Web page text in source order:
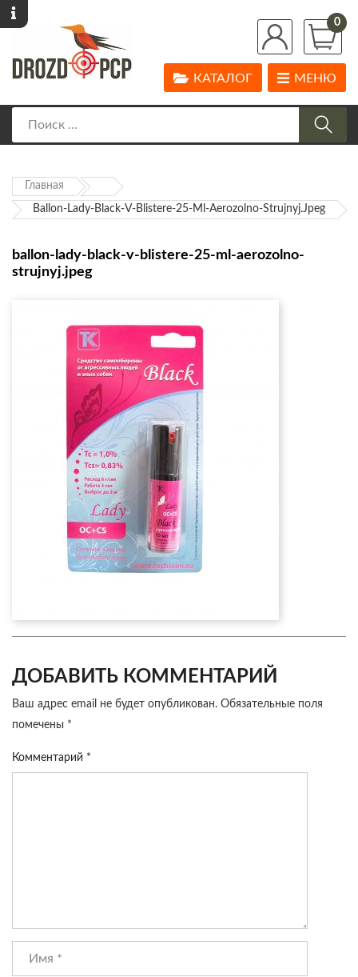
0
МЕНЮ
КАТАЛОГ
Главная
Ballon-Lady-Black-V-Blistere-25-Ml-Aerozolno-Strujnyj.jpeg
ballon-lady-black-v-blistere-25-ml-aerozolno-
strujnyj.jpeg
ДОБАВИТЬ КОММЕНТАРИЙ
Ваш адрес email не будет опубликован. Обязательные поля
помечены *
Комментарий *